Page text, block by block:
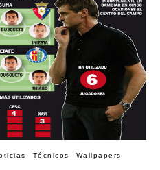
Técnicos Wallpapers